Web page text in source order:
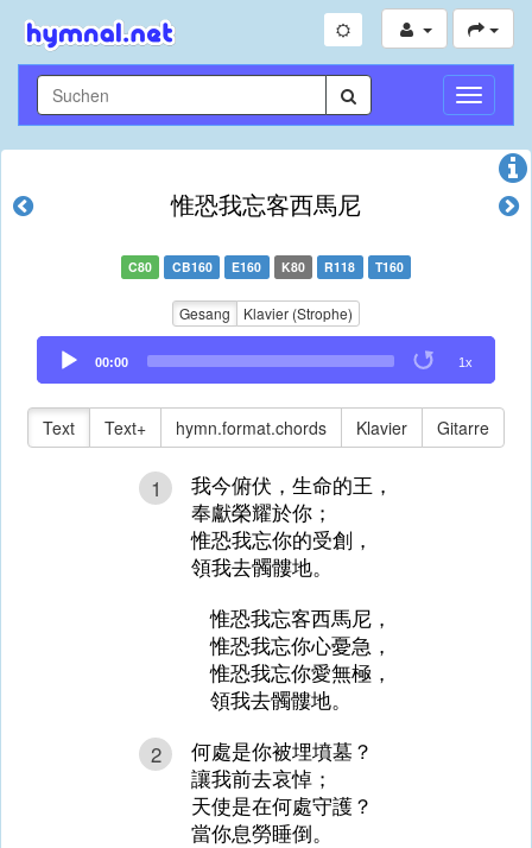
惟恐我忘客西馬尼
C80 CB160 E160 K80 R118 T160
Gesang Klavier (Strophe)
Audio
Player
00:00 1x
Text Text+ hymn.format.chords Klavier Gitarre
1
我今俯伏，生命的王，
奉獻榮耀於你；
惟恐我忘你的受創，
領我去髑髏地。
惟恐我忘客西馬尼，
惟恐我忘你心憂急，
惟恐我忘你愛無極，
領我去髑髏地。
2
何處是你被埋墳墓？
讓我前去哀悼；
天使是在何處守護？
當你息勞睡倒。